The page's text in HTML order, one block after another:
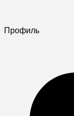
Профиль